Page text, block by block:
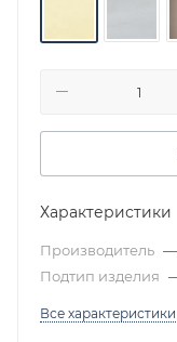
Характеристики
Производитель —
Подтип изделия
Все характеристики